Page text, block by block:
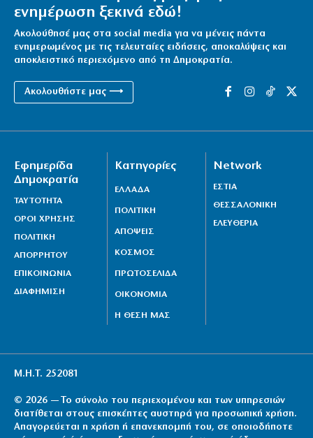
ενημέρωση ξεκινά εδώ!
Ακολούθησέ μας στα social media για να μένεις πάντα
ενημερωμένος με τις τελευταίες ειδήσεις, αποκαλύψεις και
αποκλειστικό περιεχόμενο από τη Δημοκρατία.
Ακολουθήστε μας ⟶
Εφημερίδα
Δημοκρατία
ΤΑΥΤΟΤΗΤΑ
ΟΡΟΙ ΧΡΗΣΗΣ
ΠΟΛΙΤΙΚΗ
ΑΠΟΡΡΗΤΟΥ
ΕΠΙΚΟΙΝΩΝΙΑ
ΔΙΑΦΗΜΙΣΗ
Κατηγορίες
ΕΛΛΑΔΑ
ΠΟΛΙΤΙΚΗ
ΑΠΟΨΕΙΣ
ΚΟΣΜΟΣ
ΠΡΩΤΟΣΕΛΙΔΑ
ΟΙΚΟΝΟΜΙΑ
Η ΘΕΣΗ ΜΑΣ
Network
ΕΣΤΙΑ
ΘΕΣΣΑΛΟΝΙΚΗ
ΕΛΕΥΘΕΡΙΑ
Μ.Η.Τ. 252081
© 2026 — Το σύνολο του περιεχομένου και των υπηρεσιών
διατίθεται στους επισκέπτες αυστηρά για προσωπική χρήση.
Απαγορεύεται η χρήση ή επανεκπομπή του, σε οποιοδήποτε